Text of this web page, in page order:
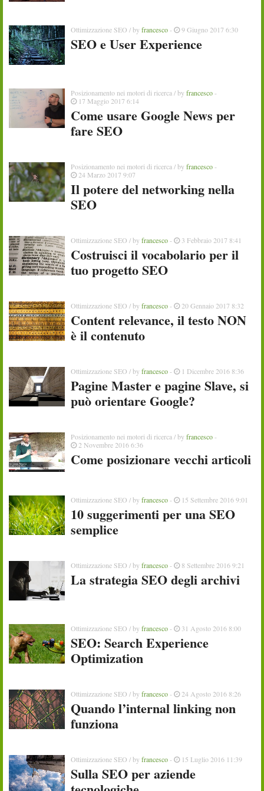
Ottimizzazione SEO / by francesco- 9 Giugno 2017 6:30
SEO e User Experience
Posizionamento nei motori di ricerca/ by francesco-
17 Maggio 2017 6:14
Come usare Google News per
fare SEO
Posizionamento nei motori di ricerca/ by francesco-
24 Marzo 2017 9:07
Il potere del networking nella
SEO
Ottimizzazione SEO / by francesco- 3 Febbraio 2017 8:41
Costruisci il vocabolario per il
tuo progetto SEO
Ottimizzazione SEO / by francesco- 20 Gennaio 2017 8:32
Content relevance, il testo NON
è il contenuto
Ottimizzazione SEO / by francesco- 1 Dicembre 2016 8:36
Pagine Master e pagine Slave, si
può orientare Google?
Posizionamento nei motori di ricerca/ by francesco-
2 Novembre 2016 6:36
Come posizionare vecchi articoli
Ottimizzazione SEO / by francesco- 15 Settembre 2016 9:01
10 suggerimenti per una SEO
semplice
Ottimizzazione SEO / by francesco- 8 Settembre 2016 9:21
La strategia SEO degli archivi
Ottimizzazione SEO / by francesco- 31 Agosto 2016 8:00
SEO: Search Experience
Optimization
Ottimizzazione SEO / by francesco- 24 Agosto 2016 8:26
Quando l’internal linking non
funziona
Ottimizzazione SEO / by francesco- 15 Luglio 2016 11:39
Sulla SEO per aziende